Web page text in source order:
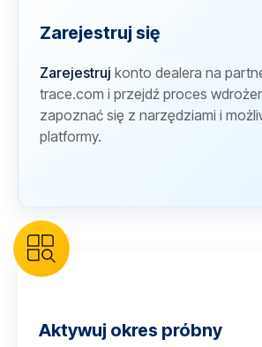
Zarejestruj się
Zarejestruj konto dealera na
trace.com i przejdź proces
zapoznać się z narzędziami i
platformy.
Aktywuj okres próbny